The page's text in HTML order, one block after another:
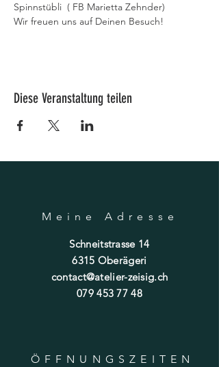
Spinnstübli  ( FB Marietta Zehnder)
Wir freuen uns auf Deinen Besuch!
Diese Veranstaltung teilen
Meine Adresse
Schneitstrasse 14
6315 Oberägeri
contact@atelier-zeisig.ch
079 453 77 48
ÖFFNUNGSZEITE N